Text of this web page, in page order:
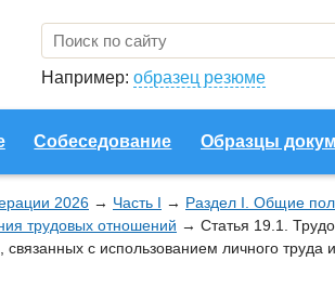
Например: образец резюме
Собеседование Образцы
2026 → Часть I → Раздел I. Общие
трудовых отношений → Статья 19.1.
с использованием личного труда